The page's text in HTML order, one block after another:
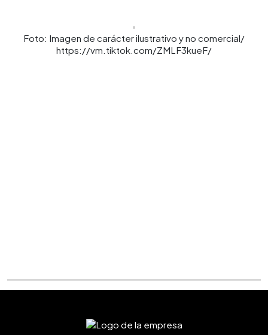
Foto: Imagen de carácter ilustrativo y no comercial/
https://vm.tiktok.com/ZMLF3kueF/